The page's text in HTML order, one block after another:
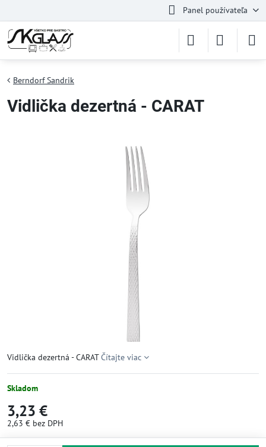
Panel používateľa
Berndorf Sandrik
Vidlička dezertná - CARAT
Vidlička dezertná - CARATČítajte viac
Skladom
3,23 €
2,63 € bez DPH